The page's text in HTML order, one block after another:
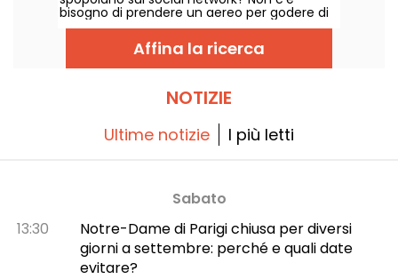
bisogno di prendere un aereo per godere di
questa esperienza di benessere: c'è un
concetto a portata di click nella regione di
Parigi. Bonus: i servizi sono adatti anche ai
capelli e alle ciocche ricce!
Affina la ricerca
NOTIZIE
Ultime notizie I più letti
Sabato
13:30
Notre-Dame di Parigi chiusa per diversi
giorni a settembre: perché e quali date
evitare?